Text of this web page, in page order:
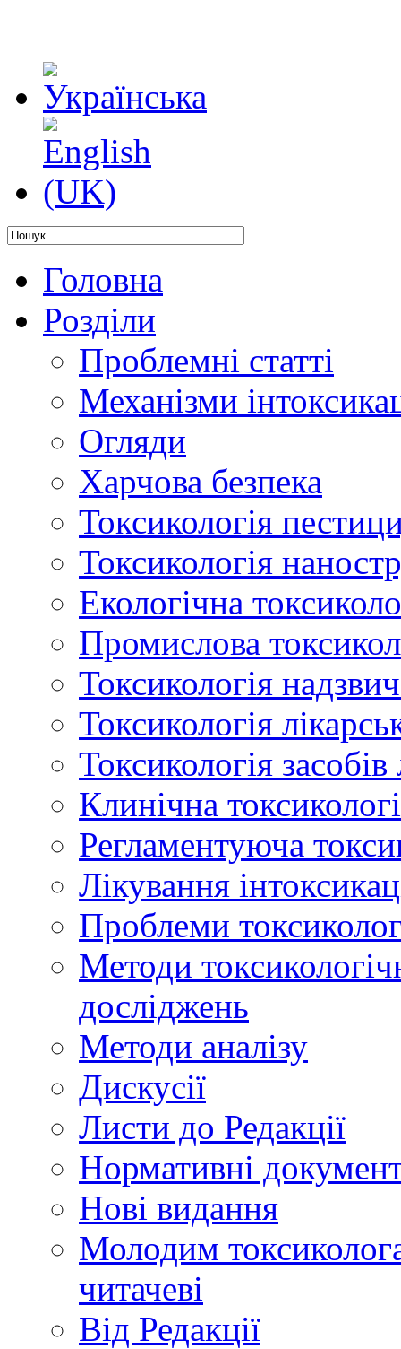
Головна
Розділи
Проблемні статті
Механізми
Огляди
Харчова безпека
Токсикологія
Токсикологія
Екологічна
Промислова
Токсикологія
Токсикологія
Токсикологія
Клинічна
Регламентуюча
Лікування
Проблеми
Методи
досліджень
Методи аналізу
Дискусії
Листи до Редакції
Нормативні
Нові видання
Молодим
читачеві
Від Редакції